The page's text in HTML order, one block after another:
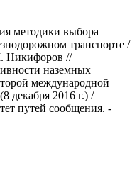
методики выбора
транспорте /
Никифоров //
наземных
международной
декабря 2016 г.) /
путей сообщения. -